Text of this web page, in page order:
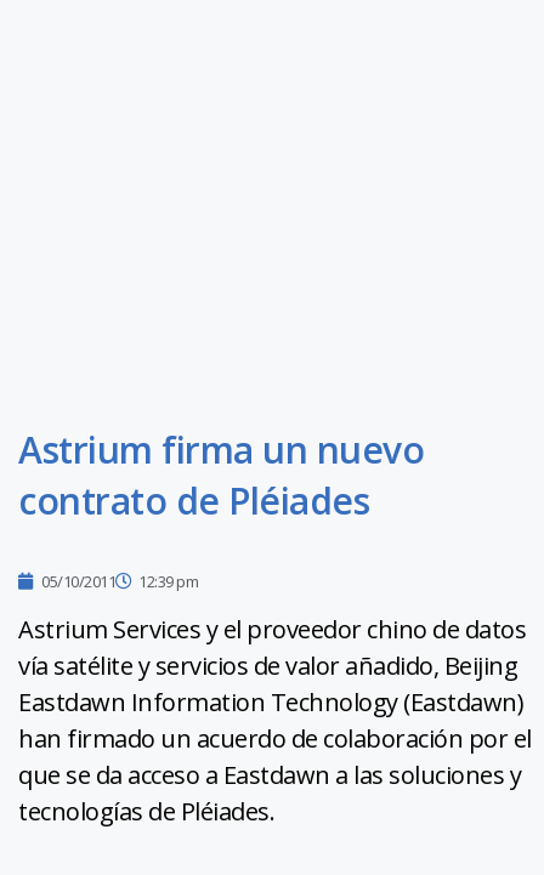
Astrium firma un nuevo
contrato de Pléiades
05/10/2011 12:39 pm
Astrium Services y el proveedor chino de datos
vía satélite y servicios de valor añadido, Beijing
Eastdawn Information Technology (Eastdawn)
han firmado un acuerdo de colaboración por el
que se da acceso a Eastdawn a las soluciones y
tecnologías de Pléiades.